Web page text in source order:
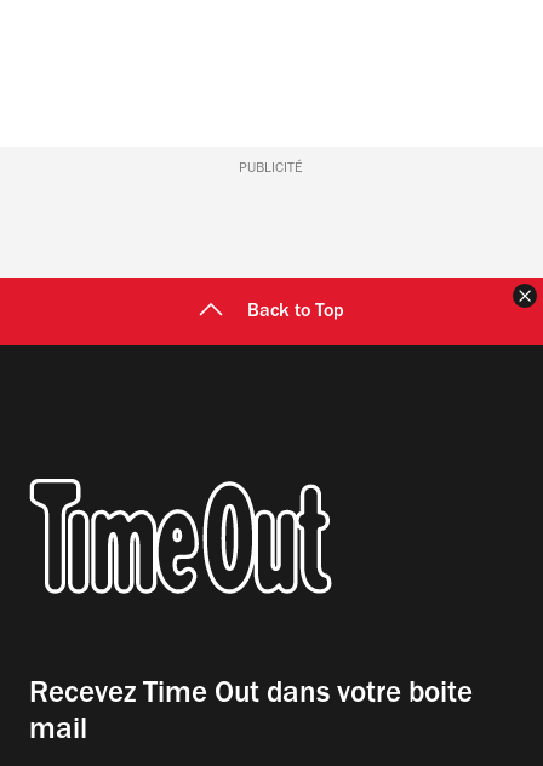
PUBLICITÉ
Back to Top
Recevez Time Out dans votre boite
mail